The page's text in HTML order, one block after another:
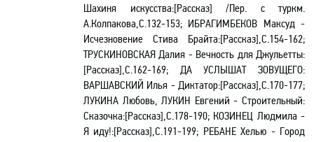
Шахиня искусства:[Рассказ] /Пер. с туркм.
А.Колпакова,С.132-153; ИБРАГИМБЕКОВ Максуд -
Исчезновение Стива Брайта:[Рассказ],С.154-162;
ТРУСКИНОВСКАЯ Далия - Вечность для Джульетты:
[Рассказ],С.162-169; ДА УСЛЫШАТ ЗОВУЩЕГО:
ВАРШАВСКИЙ Илья - Диктатор:[Рассказ],С.170-177;
ЛУКИНА Любовь, ЛУКИН Евгений - Строительный:
Сказочка:[Рассказ],С.178-190; КОЗИНЕЦ Людмила -
Я иду!:[Рассказ],С.191-199; РЕБАНЕ Хелью - Город